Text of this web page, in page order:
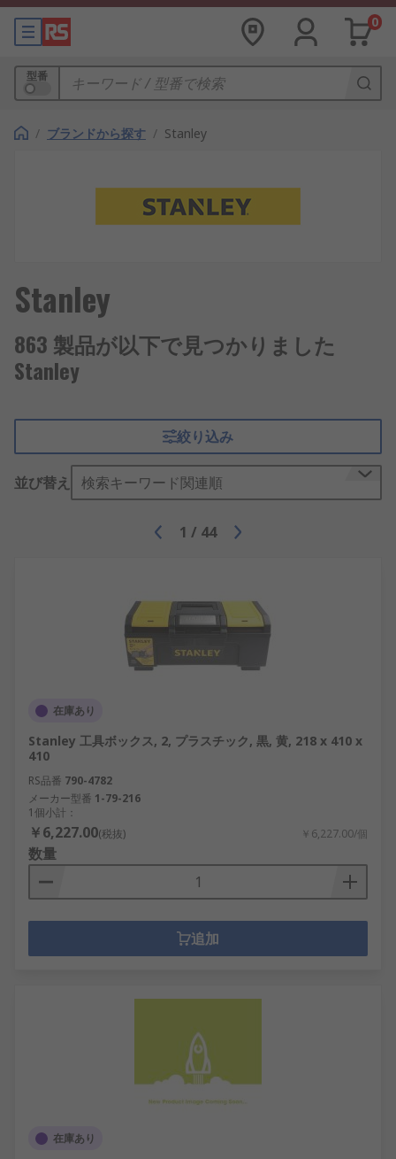
0
型番
/ ブランドから探す / Stanley
Stanley
863 製品が以下で見つかりました
Stanley
絞り込み
並び替え 検索キーワード関連順
1 / 44
在庫あり
Stanley 工具ボックス, 2, プラスチック, 黒, 黄, 218 x 410 x
410
RS品番 790-4782
メーカー型番 1-79-216
1個小計：
￥6,227.00(税抜) ￥6,227.00/個
数量
追加
在庫あり